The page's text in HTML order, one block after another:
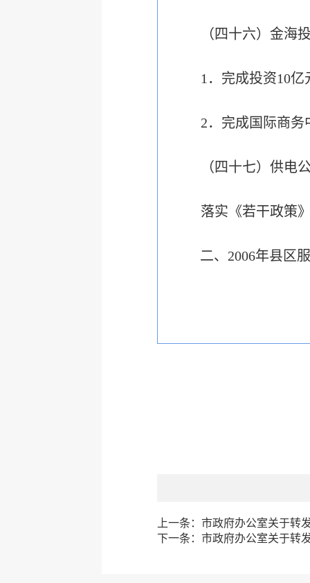
（四十六）金海
1．完成投资10亿
2．完成国际商
（四十七）供电
落实《若干政策
二、2006年县区
上一条： 市政府办公室关于转
下一条： 市政府办公室关于转